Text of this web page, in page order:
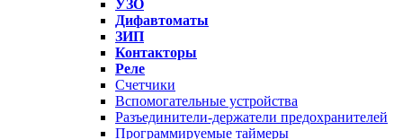
УЗО
Дифавтоматы
ЗИП
Контакторы
Реле
Счетчики
Вспомогательные устройства
Разъединители-держатели предохранителей
Программируемые таймеры